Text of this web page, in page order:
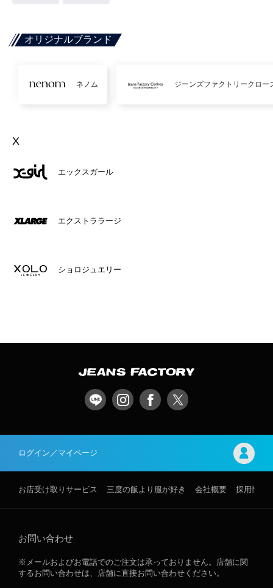
オリジナルブランド
ネノム ジーンズファクトリークロー
X
エックスガール
エクストララージ
ショロジュエリー
ログイン／マイページ
お店受け取りサービス 三度の飯より服が好き 会社概要 採用情報
お問い合わせ
※メールおよびお電話でのご注文は承っておりません。店舗に関
するお問い合わせは、店舗に直接お問い合わせください。